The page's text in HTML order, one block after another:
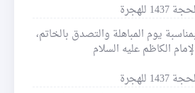
يوم المباهلة والتصدق بالخاتم،
الكاظم عليه السلام